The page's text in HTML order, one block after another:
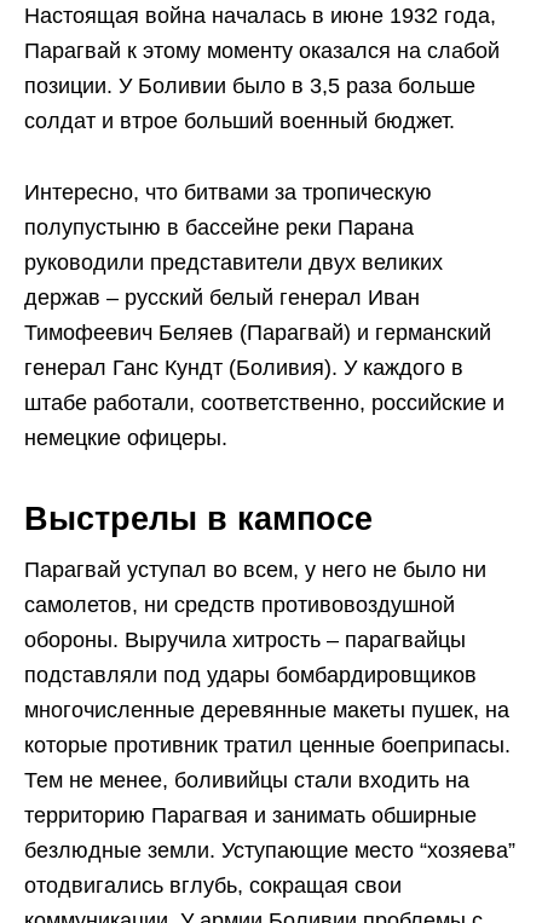
Настоящая война началась в июне 1932 года,
Парагвай к этому моменту оказался на слабой
позиции. У Боливии было в 3,5 раза больше
солдат и втрое больший военный бюджет.
Интересно, что битвами за тропическую
полупустыню в бассейне реки Парана
руководили представители двух великих
держав – русский белый генерал Иван
Тимофеевич Беляев (Парагвай) и германский
генерал Ганс Кундт (Боливия). У каждого в
штабе работали, соответственно, российские и
немецкие офицеры.
Выстрелы в кампосе
Парагвай уступал во всем, у него не было ни
самолетов, ни средств противовоздушной
обороны. Выручила хитрость – парагвайцы
подставляли под удары бомбардировщиков
многочисленные деревянные макеты пушек, на
которые противник тратил ценные боеприпасы.
Тем не менее, боливийцы стали входить на
территорию Парагвая и занимать обширные
безлюдные земли. Уступающие место “хозяева”
отодвигались вглубь, сокращая свои